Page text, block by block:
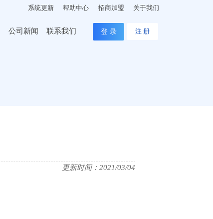
系统更新 帮助中心 招商加盟 关于我们
公司新闻 联系我们 登 录 注 册
更新时间：2021/03/04